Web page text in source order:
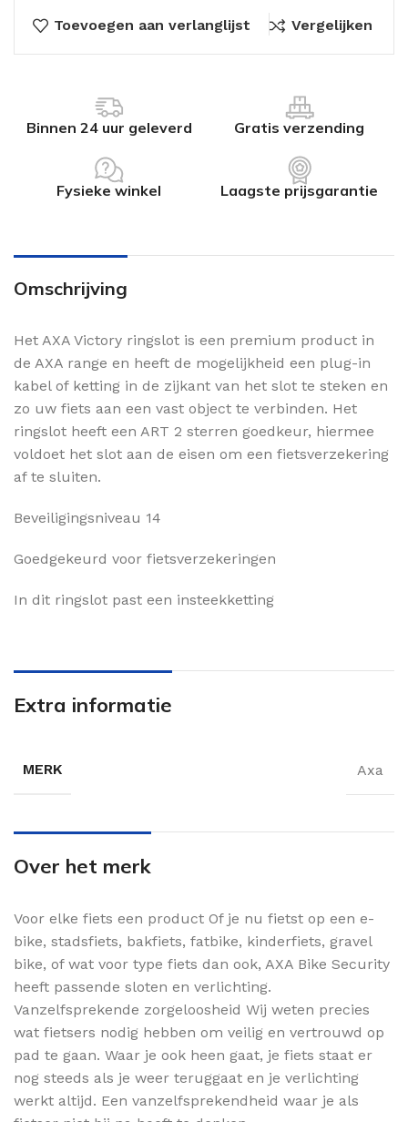
Toevoegen aan verlanglijst Vergelijken
Binnen 24 uur geleverd Gratis verzending
Fysieke winkel Laagste prijsgarantie
Omschrijving
Het AXA Victory ringslot is een premium product in
de AXA range en heeft de mogelijkheid een plug-in
kabel of ketting in de zijkant van het slot te steken en
zo uw fiets aan een vast object te verbinden. Het
ringslot heeft een ART 2 sterren goedkeur, hiermee
voldoet het slot aan de eisen om een fietsverzekering
af te sluiten.
Beveiligingsniveau 14
Goedgekeurd voor fietsverzekeringen
In dit ringslot past een insteekketting
Extra informatie
MERK Axa
Over het merk
Voor elke fiets een product Of je nu fietst op een e-
bike, stadsfiets, bakfiets, fatbike, kinderfiets, gravel
bike, of wat voor type fiets dan ook, AXA Bike Security
heeft passende sloten en verlichting.
Vanzelfsprekende zorgeloosheid Wij weten precies
wat fietsers nodig hebben om veilig en vertrouwd op
pad te gaan. Waar je ook heen gaat, je fiets staat er
nog steeds als je weer teruggaat en je verlichting
werkt altijd. Een vanzelfsprekendheid waar je als